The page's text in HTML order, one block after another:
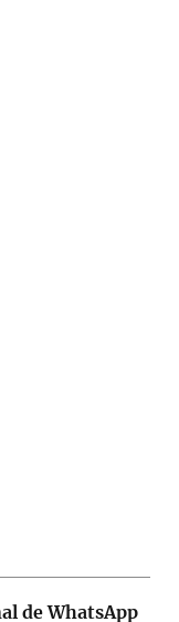
de WhatsApp